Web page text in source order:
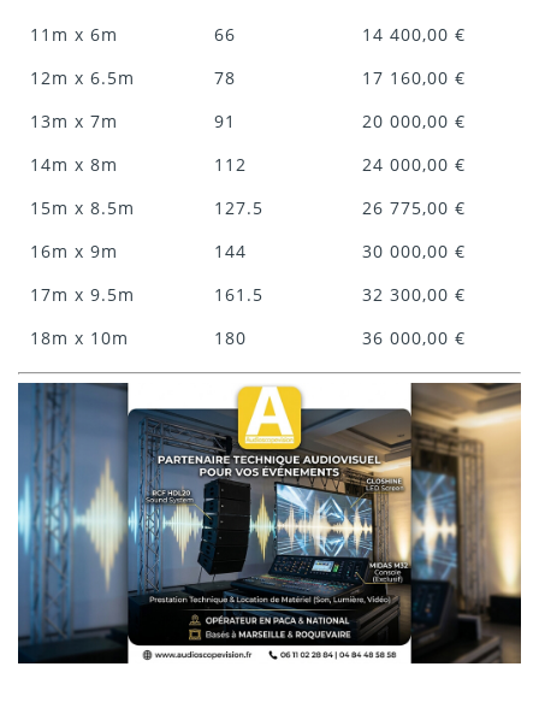
11m x 6m
66
14 400,00 €
12m x 6.5m
78
17 160,00 €
13m x 7m
91
20 000,00 €
14m x 8m
112
24 000,00 €
15m x 8.5m
127.5
26 775,00 €
16m x 9m
144
30 000,00 €
17m x 9.5m
161.5
32 300,00 €
18m x 10m
180 36 000,00 €